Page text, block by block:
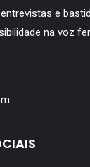
e
na voz